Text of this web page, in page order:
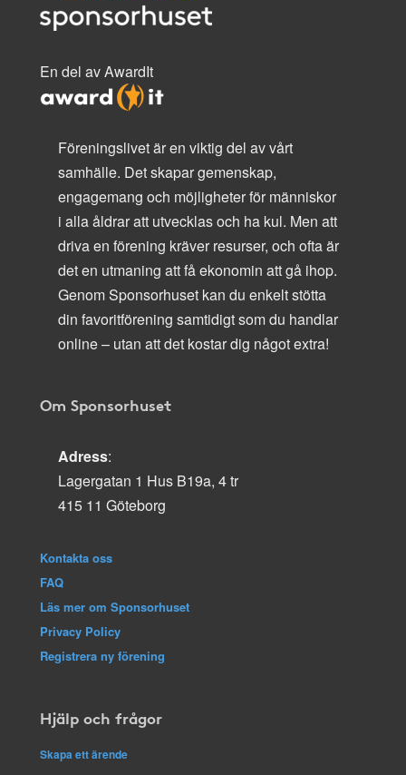
En del av AwardIt
Föreningslivet är en viktig del av vårt
samhälle. Det skapar gemenskap,
engagemang och möjligheter för människor
i alla åldrar att utvecklas och ha kul. Men att
driva en förening kräver resurser, och ofta är
det en utmaning att få ekonomin att gå ihop.
Genom Sponsorhuset kan du enkelt stötta
din favoritförening samtidigt som du handlar
online – utan att det kostar dig något extra!
Om Sponsorhuset
Adress:
Lagergatan 1 Hus B19a, 4 tr
415 11 Göteborg
Kontakta oss
FAQ
Läs mer om Sponsorhuset
Privacy Policy
Registrera ny förening
Hjälp och frågor
Skapa ett ärende